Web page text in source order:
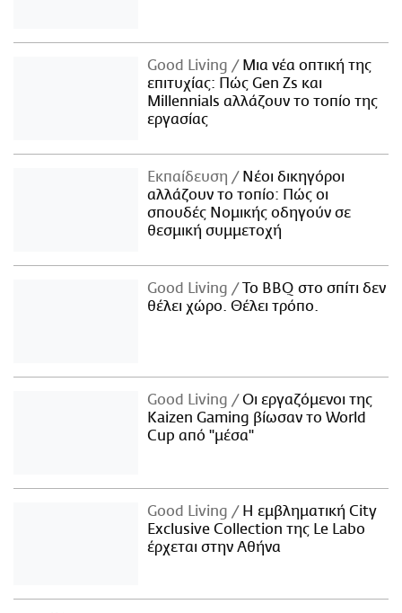
Good Living
Μια νέα οπτική της
επιτυχίας: Πώς Gen Zs και
Millennials αλλάζουν το τοπίο της
εργασίας
Εκπαίδευση
Νέοι δικηγόροι
αλλάζουν το τοπίο: Πώς οι
σπουδές Νομικής οδηγούν σε
θεσμική συμμετοχή
Good Living
Το BBQ στο σπίτι δεν
θέλει χώρο. Θέλει τρόπο.
Good Living
Οι εργαζόμενοι της
Kaizen Gaming βίωσαν το World
Cup από "μέσα"
Good Living
Η εμβληματική City
Exclusive Collection της Le Labo
έρχεται στην Αθήνα